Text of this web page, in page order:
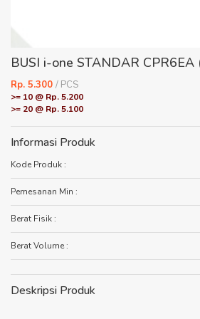
BUSI i-one STANDAR CPR6EA
Rp. 5.300 / PCS
>= 10 @ Rp. 5.200
>= 20 @ Rp. 5.100
Informasi Produk
Kode Produk :
Pemesanan Min :
Berat Fisik :
Berat Volume :
Deskripsi Produk